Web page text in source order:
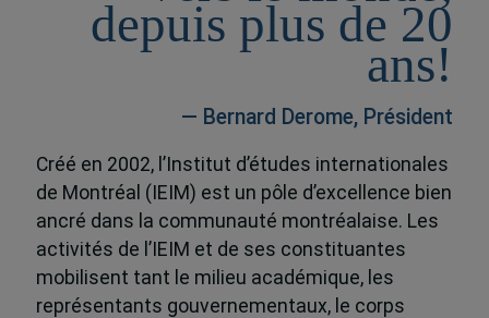
depuis plus de 20
ans!
— Bernard Derome, Président
Créé en 2002, l’Institut d’études internationales
de Montréal (IEIM) est un pôle d’excellence bien
ancré dans la communauté montréalaise. Les
activités de l’IEIM et de ses constituantes
mobilisent tant le milieu académique, les
représentants gouvernementaux, le corps